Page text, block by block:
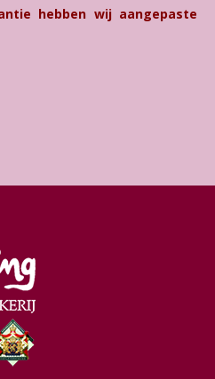
hebben wij aangepaste